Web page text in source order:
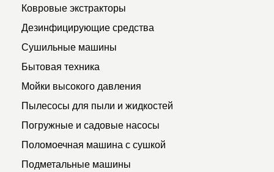
Ковровые экстракторы
Дезинфицирующие средства
Сушильные машины
Бытовая техника
Мойки высокого давления
Пылесосы для пыли и жидкостей
Погружные и садовые насосы
Поломоечная машина с сушкой
Подметальные машины